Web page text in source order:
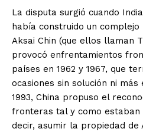
La disputa surgió cuando
había construido un
Aksai Chin (que ellos llaman
provocó enfrentamientos
países en 1962 y 1967, que
ocasiones sin solución ni
1993, China propuso el
fronteras tal y como estaban
decir, asumir la propiedad de